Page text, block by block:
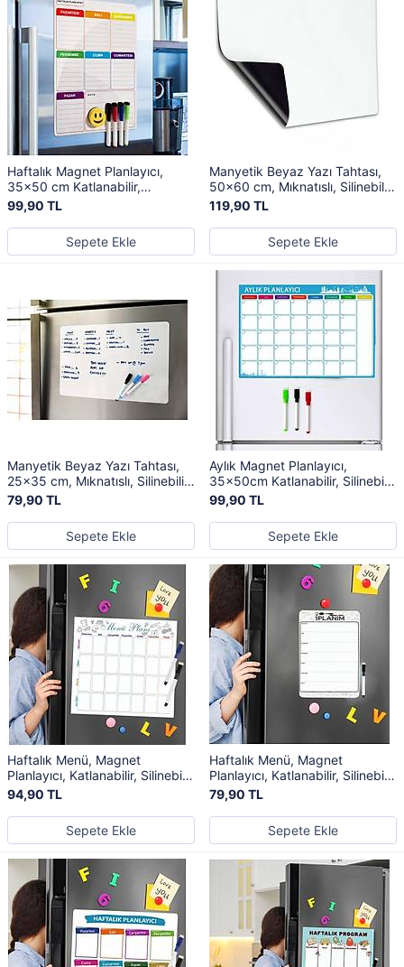
Haftalık Magnet Planlayıcı,
35x50 cm Katlanabilir,
Silinebilir, Mıknatıslı Yazı Tahtası
+ 3 Kalem
99,90 TL
Sepete Ekle
Manyetik Beyaz Yazı Tahtası,
50x60 cm, Mıknatıslı, Silinebilir
Yazı Panosu + 3 Kalem
119,90 TL
Sepete Ekle
Manyetik Beyaz Yazı Tahtası,
25x35 cm, Mıknatıslı, Silinebilir
Yazı Panosu + 2 Kalem
79,90 TL
Sepete Ekle
Aylık Magnet Planlayıcı,
35x50cm Katlanabilir, Silinebilir,
Mıknatıslı Yazı Tahtası + 3
Kalem
99,90 TL
Sepete Ekle
Haftalık Menü, Magnet
Planlayıcı, Katlanabilir, Silinebilir,
Mıknatıslı Yazı Tahtası + 2
Kalem
94,90 TL
Sepete Ekle
Haftalık Menü, Magnet
Planlayıcı, Katlanabilir, Silinebilir,
Mıknatıslı Yazı Tahtası + Kalem
79,90 TL
Sepete Ekle